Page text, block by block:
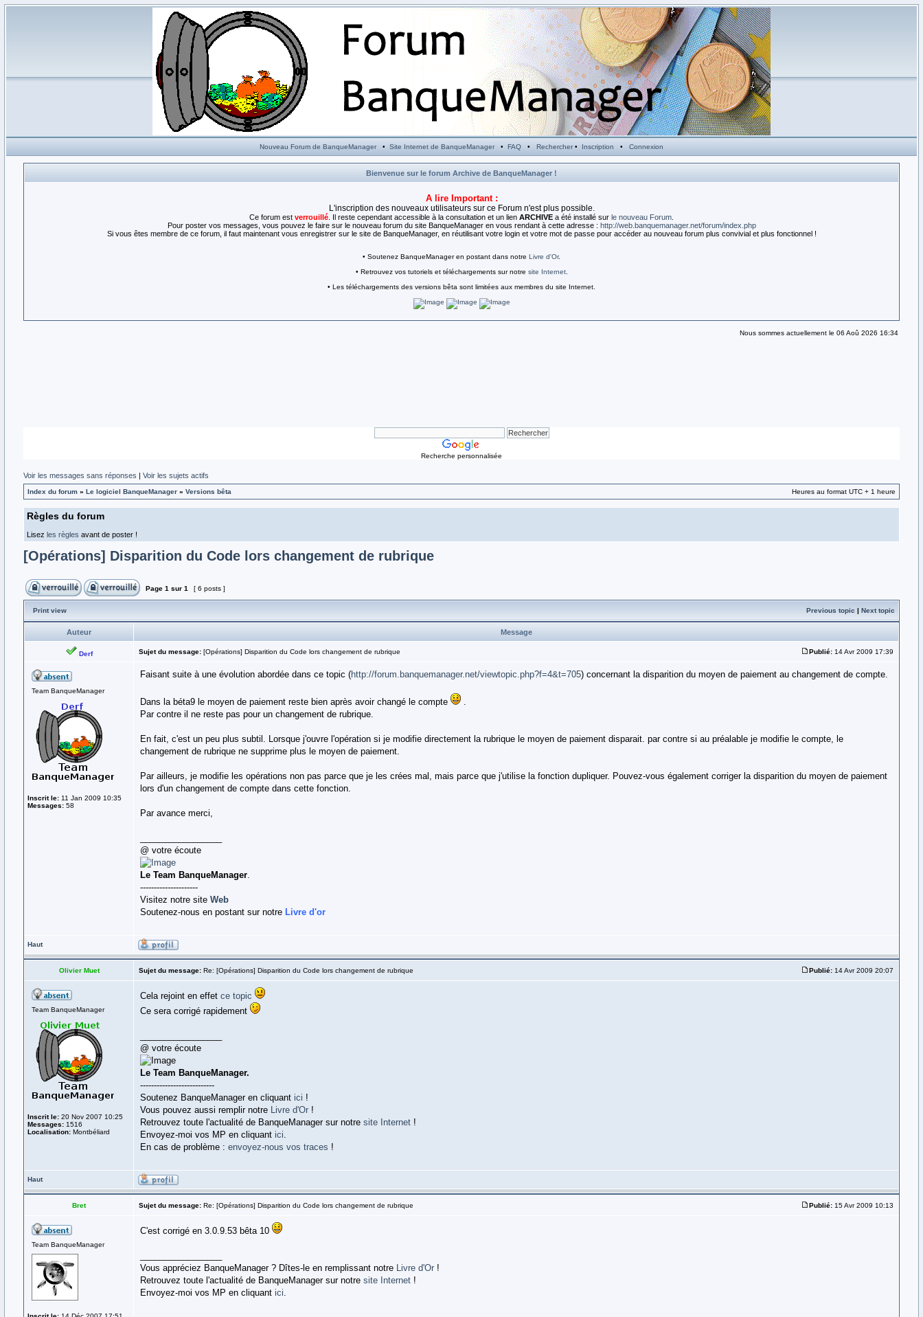
Nouveau Forum de BanqueManager• Site Internet de BanqueManager• FAQ • Rechercher• Inscription • Connexion
Bienvenue sur le forum Archive de BanqueManager !
A lire Important :
L'inscription des nouveaux utilisateurs sur ce Forum n'est plus possible.
Ce forum est verrouillé . Il reste cependant accessible à la consultation et un lien ARCHIVE a été installé sur le nouveau Forum
Pour poster vos messages, vous pouvez le faire sur le nouveau forum du site BanqueManager en vous rendant à cette adresse : http://web.banquemanager.net/forum/index.php
Si vous êtes membre de ce forum, il faut maintenant vous enregistrer sur le site de BanqueManager, en réutilisant votre login et votre mot de passe pour accéder au nouveau forum plus convivial et plus fonctionnel !
• Soutenez BanqueManager en postant dans notre Livre d'Or.
• Retrouvez vos tutoriels et téléchargements sur notre site Internet.
• Les téléchargements des versions bêta sont limitées aux membres du site Internet.
Nous sommes actuellement le 06 Aoû 2026 16:34
Recherche personnalisée
Voir les messages sans réponses | Voir les sujets actifs
Index du forum » Le logiciel BanqueManager » Versions bêta Heures au format UTC + 1 heure
Règles du forum
Lisez les règles avant de poster !
[Opérations] Disparition du Code lors changement de rubrique
Page 1 sur 1 [ 6 posts ]
Print view Previous topic | Next topic
Auteur Message
Derf Sujet du message: [Opérations] Disparition du Code lors changement de rubrique Publié: 14 Avr 2009 17:39
Team BanqueManager
Inscrit le: 11 Jan 2009 10:35
Messages: 58
Faisant suite à une évolution abordée dans ce topic (http://forum.banquemanager.net/viewtopic.php?f=4&t=705) concernant la disparition du moyen de paiement au changement de compte.
Dans la béta9 le moyen de paiement reste bien après avoir changé le compte
.
Par contre il ne reste pas pour un changement de rubrique.
En fait, c'est un peu plus subtil. Lorsque j'ouvre l'opération si je modifie directement la rubrique le moyen de paiement disparait. par contre si au préalable je modifie le compte, le
changement de rubrique ne supprime plus le moyen de paiement.
Par ailleurs, je modifie les opérations non pas parce que je les crées mal, mais parce que j'utilise la fonction dupliquer. Pouvez-vous également corriger la disparition du moyen de paiement
lors d'un changement de compte dans cette fonction.
Par avance merci,
@ votre écoute
Le Team BanqueManager.
---------------------
Visitez notre site Web
Soutenez-nous en postant sur notre Livre d'or
Haut
Olivier Muet Sujet du message: Re: [Opérations] Disparition du Code lors changement de rubrique Publié: 14 Avr 2009 20:07
Team BanqueManager
Inscrit le: 20 Nov 2007 10:25
Messages: 1516
Localisation: Montbéliard
Cela rejoint en effet ce topic
Ce sera corrigé rapidement
@ votre écoute
Le Team BanqueManager.
---------------------------
Soutenez BanqueManager en cliquant ici !
Vous pouvez aussi remplir notre Livre d'Or !
Retrouvez toute l'actualité de BanqueManager sur notre site Internet !
Envoyez-moi vos MP en cliquant ici.
En cas de problème : envoyez-nous vos traces !
Haut
Bret Sujet du message: Re: [Opérations] Disparition du Code lors changement de rubrique Publié: 15 Avr 2009 10:13
Team BanqueManager
C'est corrigé en 3.0.9.53 bêta 10
Vous appréciez BanqueManager ? Dîtes-le en remplissant notre Livre d'Or !
Retrouvez toute l'actualité de BanqueManager sur notre site Internet !
Envoyez-moi vos MP en cliquant ici.